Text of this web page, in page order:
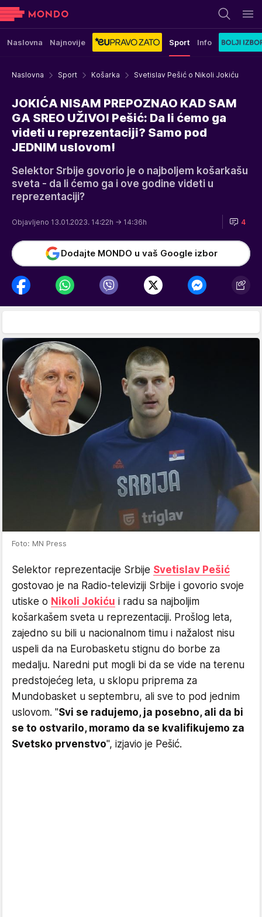
Naslovna Najnovije Sport Info
Naslovna Sport Košarka Svetislav Pešić o Nikoli Jokiću
JOKIĆA NISAM PREPOZNAO KAD SAM
GA SREO UŽIVO! Pešić: Da li ćemo ga
videti u reprezentaciji? Samo pod
JEDNIM uslovom!
Selektor Srbije govorio je o najboljem košarkašu
sveta - da li ćemo ga i ove godine videti u
reprezentaciji?
Objavljeno 13.01.2023. 14:22h → 14:36h 4
Dodajte MONDO u vaš Google izbor
Foto: MN Press
Selektor reprezentacije Srbije Svetislav Pešić
gostovao je na Radio-televiziji Srbije i govorio svoje
utiske o Nikoli Jokiću i radu sa najboljim
košarkašem sveta u reprezentaciji. Prošlog leta,
zajedno su bili u nacionalnom timu i nažalost nisu
uspeli da na Eurobasketu stignu do borbe za
medalju. Naredni put mogli bi da se vide na terenu
predstojećeg leta, u sklopu priprema za
Mundobasket u septembru, ali sve to pod jednim
uslovom. "Svi se radujemo, ja posebno, ali da bi
se to ostvarilo, moramo da se kvalifikujemo za
Svetsko prvenstvo", izjavio je Pešić.